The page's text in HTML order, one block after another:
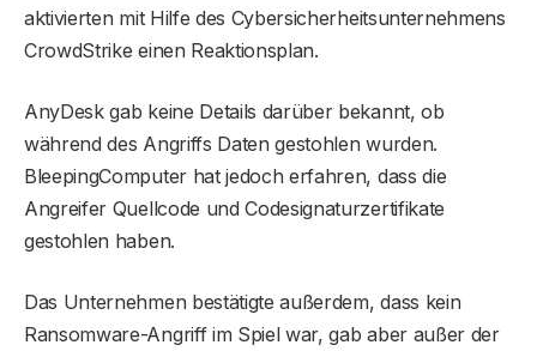
aktivierten mit Hilfe des Cybersicherheitsunternehmens
CrowdStrike einen Reaktionsplan.
AnyDesk gab keine Details darüber bekannt, ob
während des Angriffs Daten gestohlen wurden.
BleepingComputer hat jedoch erfahren, dass die
Angreifer Quellcode und Codesignaturzertifikate
gestohlen haben.
Das Unternehmen bestätigte außerdem, dass kein
Ransomware-Angriff im Spiel war, gab aber außer der